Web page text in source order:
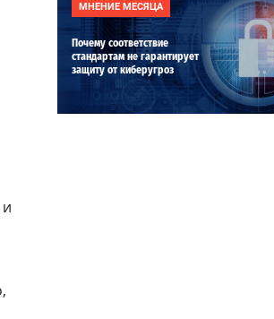
МНЕНИЕ МЕСЯЦА
Почему соответствие
стандартам не гарантирует
защиту от киберугроз